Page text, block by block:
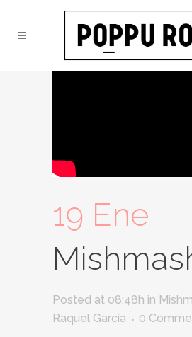
19 Ene
Posted at 08:48h in
Raquel García
0